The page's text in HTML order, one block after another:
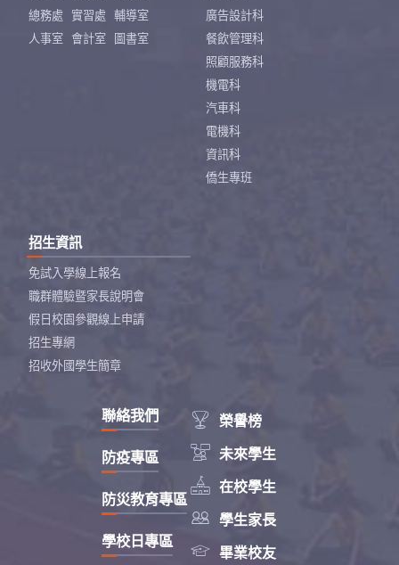
總務處
實習處
輔導室
人事室
會計室 圖書室
廣告設計科
餐飲管理科
照顧服務科
機電科
汽車科
電機科
資訊科
僑生專班
招生資訊
免試入學線上報名
職群體驗暨家長說明會
假日校園參觀線上申請
招生專網
招收外國學生簡章
 榮譽榜
 未來學生
 在校學生
 學生家長
 畢業校友
聯絡我們
防疫專區
防災教育專區
學校日專區